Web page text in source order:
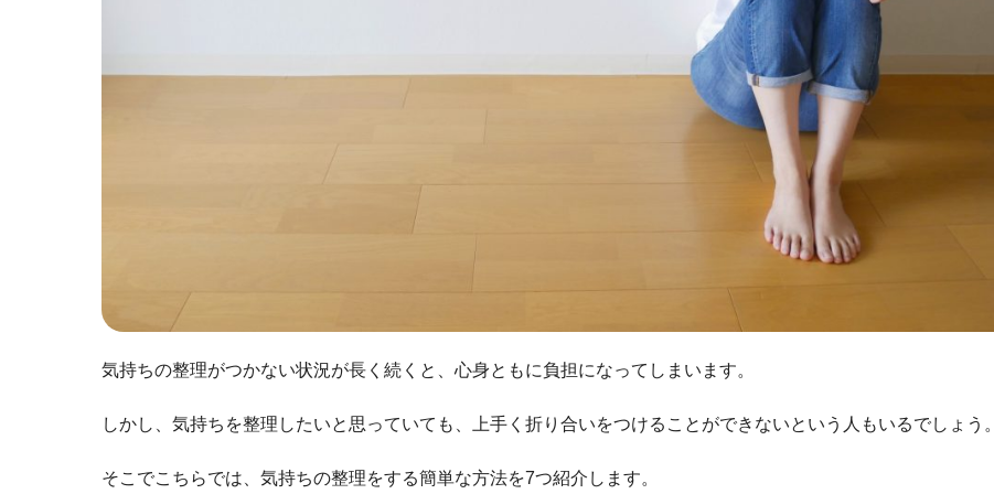
気持ちの整理がつかない状況が長く続くと、心身ともに負担になってしまいます。
しかし、気持ちを整理したいと思っていても、上手く折り合いをつけることができないという人もいるでしょう。
そこでこちらでは、気持ちの整理をする簡単な方法を7つ紹介します。